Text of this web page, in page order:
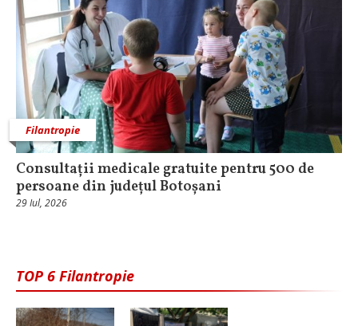
Filantropie
Consultații medicale gratuite pentru 500 de
persoane din județul Botoșani
29 Iul, 2026
TOP 6 Filantropie